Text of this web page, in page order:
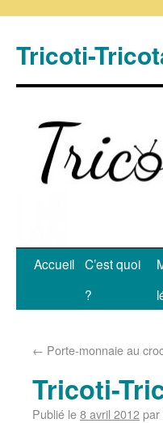
Tricoti-
Accueil C’est quoi
?
← Porte-monnaie au
Tricoti-
Publié le8 avril 2012par